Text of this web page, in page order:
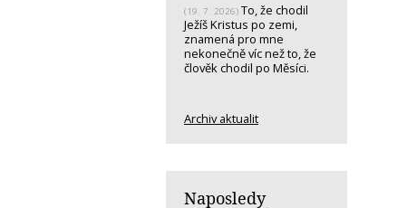
(19. 7. 2026) To, že chodil
Ježíš Kristus po zemi,
znamená pro mne
nekonečně víc než to, že
člověk chodil po Měsíci.
Archiv aktualit
Naposledy